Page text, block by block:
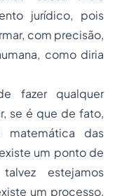
jurídico, pois
com precisão,
como diria
fazer qualquer
se é que de fato,
das
um ponto de
estejamos
um processo,